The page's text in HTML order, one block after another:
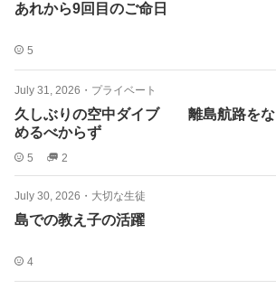
あれから9回目のご命日
5
July 31, 2026 ・ プライベート
久しぶりの空中ダイブ 離島航路をな
めるべからず
5 2
July 30, 2026 ・ 大切な生徒
島での教え子の活躍
4